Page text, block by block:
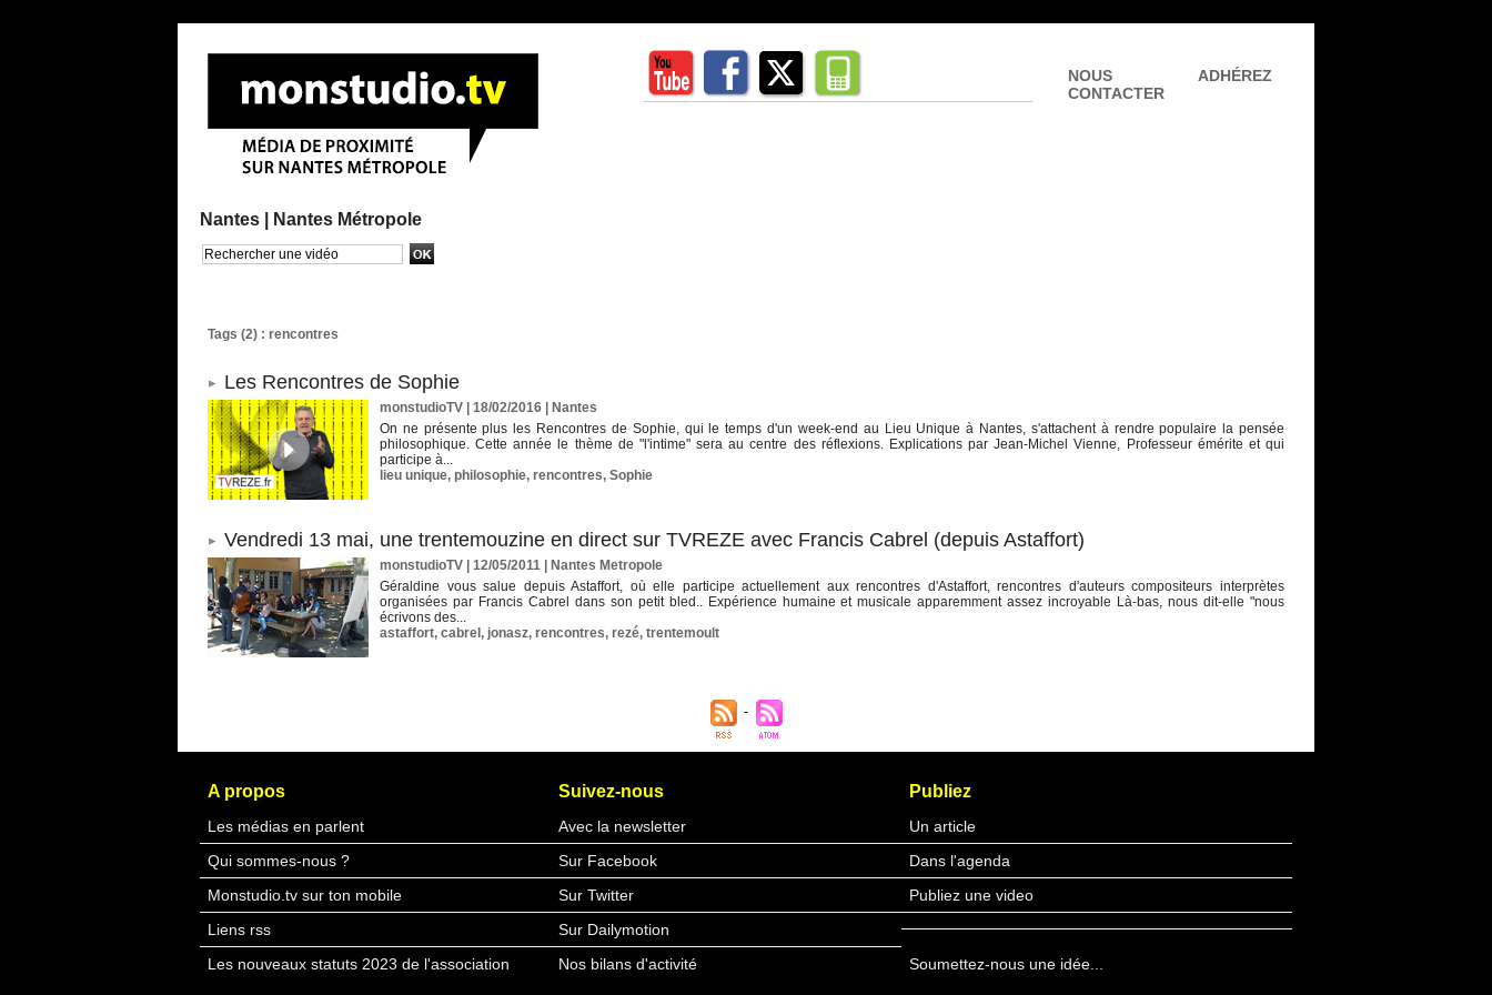
NOUS
CONTACTER
ADHÉREZ
Nantes | Nantes Métropole
Tags (2) : rencontres
Les Rencontres de Sophie
monstudioTV | 18/02/2016
Nantes
On ne présente plus les Rencontres de Sophie, qui le temps d'un week-end au Lieu Unique à Nantes, s'attachent à rendre populaire la pensée
philosophique. Cette année le thème de "l'intime" sera au centre des réflexions. Explications par Jean-Michel Vienne, Professeur émérite et qui
participe à...
lieu unique, philosophie, rencontres, Sophie
Vendredi 13 mai, une trentemouzine en direct sur TVREZE avec Francis Cabrel (depuis Astaffort)
monstudioTV | 12/05/2011
Nantes Metropole
Géraldine vous salue depuis Astaffort, où elle participe actuellement aux rencontres d'Astaffort, rencontres d'auteurs compositeurs interprètes
organisées par Francis Cabrel dans son petit bled.. Expérience humaine et musicale apparemment assez incroyable Là-bas, nous dit-elle "nous
écrivons des...
astaffort, cabrel , jonasz, rencontres, rezé, trentemoult
A propos
Les médias en parlent
Suivez-nous
Avec la newsletter
Publiez
Un article
Qui sommes-nous ?
Sur Facebook
Dans l'agenda
Monstudio.tv sur ton mobile
Sur Twitter
Publiez une video
Liens rss
Sur Dailymotion
Les nouveaux statuts 2023 de l'association
Nos bilans d'activité Soumettez-nous une idée...